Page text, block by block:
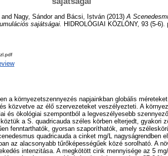
and Nagy, Sándorand Bácsi, István (2013) A
sajátságai. HIDROLÓGIAI KÖZLÖNY, 93 (5-
a környezetszennyezés napjainkban globális
közvetve az élő szervezeteket veszélyezteti. A
és ökológiai szempontból a legveszélyesebb
a S. quadricauda széles körben elterjedt, gyakori
fenntarthatók, gyorsan szaporíthatók, amely
quadricauda a cinket mg/L nagyságrendben
az alacsonyabb tűrőképességűek közé sorolható. A
intenzitása. A megkötött cink mennyisége az 5